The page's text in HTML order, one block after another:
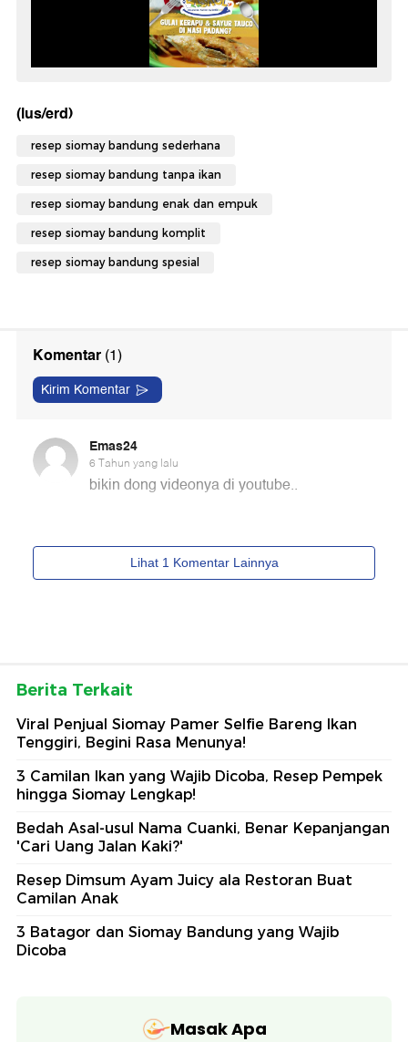
(lus/erd)
resep siomay bandung sederhana
resep siomay bandung tanpa ikan
resep siomay bandung enak dan empuk
resep siomay bandung komplit
resep siomay bandung spesial
Berita Terkait
Viral Penjual Siomay Pamer Selfie Bareng Ikan
Tenggiri, Begini Rasa Menunya!
3 Camilan Ikan yang Wajib Dicoba, Resep Pempek
hingga Siomay Lengkap!
Bedah Asal-usul Nama Cuanki, Benar Kepanjangan
'Cari Uang Jalan Kaki?'
Resep Dimsum Ayam Juicy ala Restoran Buat
Camilan Anak
3 Batagor dan Siomay Bandung yang Wajib
Dicoba
Masak Apa